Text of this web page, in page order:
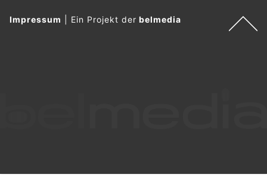
Impressum Ein Projekt derbelmedia